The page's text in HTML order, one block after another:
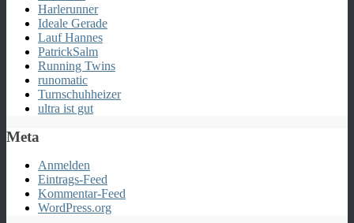
Harlerunner
Ideale Gerade
Lauf Hannes
PatrickSalm
Running Twins
runomatic
Turnschuhheizer
ultra ist gut
Meta
Anmelden
Eintrags-Feed
Kommentar-Feed
WordPress.org